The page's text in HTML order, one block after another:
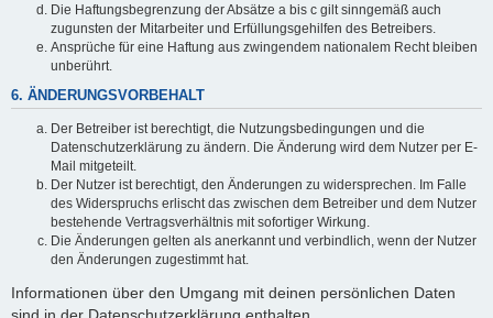
Die Haftungsbegrenzung der Absätze a bis c gilt sinngemäß auch
zugunsten der Mitarbeiter und Erfüllungsgehilfen des Betreibers.
Ansprüche für eine Haftung aus zwingendem nationalem Recht bleiben
unberührt.
6. ÄNDERUNGSVORBEHALT
Der Betreiber ist berechtigt, die Nutzungsbedingungen und die
Datenschutzerklärung zu ändern. Die Änderung wird dem Nutzer per E-
Mail mitgeteilt.
Der Nutzer ist berechtigt, den Änderungen zu widersprechen. Im Falle
des Widerspruchs erlischt das zwischen dem Betreiber und dem Nutzer
bestehende Vertragsverhältnis mit sofortiger Wirkung.
Die Änderungen gelten als anerkannt und verbindlich, wenn der Nutzer
den Änderungen zugestimmt hat.
Informationen über den Umgang mit deinen persönlichen Daten
sind in der Datenschutzerklärung enthalten.